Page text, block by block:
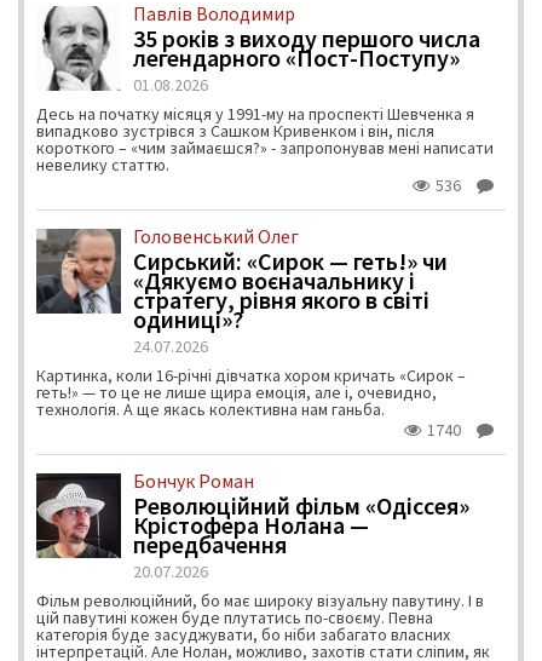
Павлів Володимир
35 років з виходу першого числа
легендарного «Пост-Поступу»
01.08.2026
Десь на початку місяця у 1991-му на проспекті Шевченка я
випадково зустрівся з Сашком Кривенком і він, після
короткого – «чим займаєшся?» - запропонував мені написати
невелику статтю.
536
Головенський Олег
Сирський: «Сирок — геть!» чи
«Дякуємо воєначальнику і
стратегу, рівня якого в світі
одиниці»?
24.07.2026
Картинка, коли 16-річні дівчатка хором кричать «Сирок –
геть!» — то це не лише щира емоція, але і, очевидно,
технологія. А ще якась колективна нам ганьба.
1740
Бончук Роман
Революційний фільм «Одіссея»
Крістофера Нолана —
передбачення
20.07.2026
Фільм революційний, бо має широку візуальну павутину. І в
цій павутині кожен буде плутатись по-своєму. Певна
категорія буде засуджувати, бо ніби забагато власних
інтерпретацій. Але Нолан, можливо, захотів стати сліпим, як